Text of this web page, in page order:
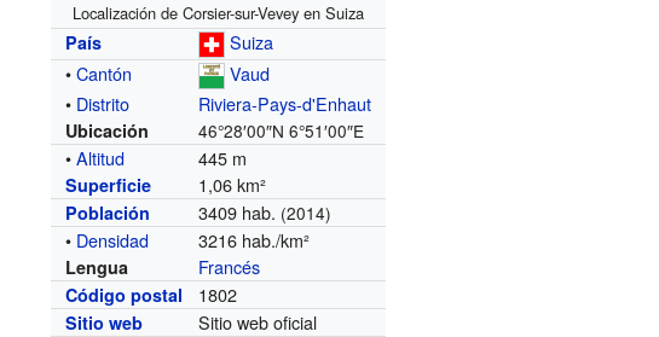
Localización de Corsier-sur-Vevey en Suiza
País
Suiza
•Cantón
Vaud
• Distrito Riviera-Pays-d'Enhaut
Ubicación 46°28′00″N 6°51′00″E
•Altitud 445 m
Superficie 1,06 km²
Población 3409 hab. (2014)
• Densidad 3216 hab./km²
Lengua Francés
Código postal 1802
Sitio web Sitio web oficial